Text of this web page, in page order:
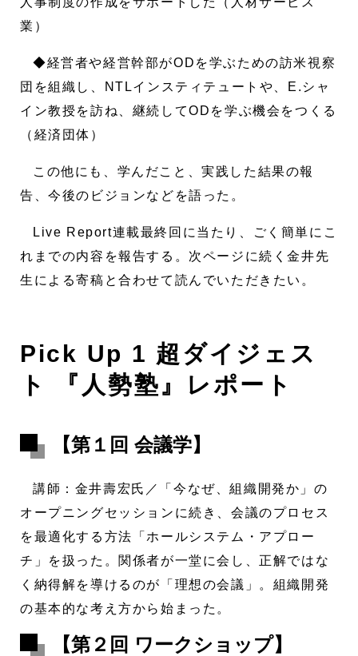
業）
◆経営者や経営幹部がODを学ぶための訪米視察
団を組織し、NTLインスティテュートや、E.シャ
イン教授を訪ね、継続してODを学ぶ機会をつくる
（経済団体）
この他にも、学んだこと、実践した結果の報
告、今後のビジョンなどを語った。
Live Report連載最終回に当たり、ごく簡単にこ
れまでの内容を報告する。次ページに続く金井先
生による寄稿と合わせて読んでいただきたい。
Pick Up 1 超ダイジェス
ト 『人勢塾』レポート
【第１回 会議学】
講師：金井壽宏氏／「今なぜ、組織開発か」の
オープニングセッションに続き、会議のプロセス
を最適化する方法「ホールシステム・アプロー
チ」を扱った。関係者が一堂に会し、正解ではな
く納得解を導けるのが「理想の会議」。組織開発
の基本的な考え方から始まった。
【第２回 ワークショップ】